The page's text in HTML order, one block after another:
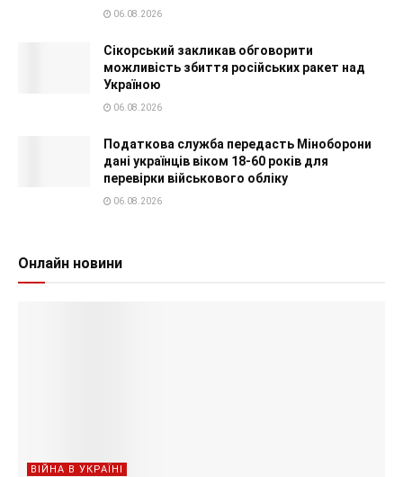
06.08.2026
Сікорський закликав обговорити
можливість збиття російських ракет над
Україною
06.08.2026
Податкова служба передасть Міноборони
дані українців віком 18-60 років для
перевірки військового обліку
06.08.2026
Онлайн новини
ВІЙНА В УКРАЇНІ